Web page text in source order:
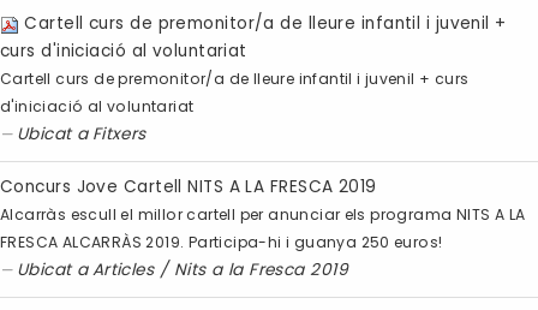
Cartell curs de premonitor/a de lleure infantil i juvenil +
curs d'iniciació al voluntariat
Cartell curs de premonitor/a de lleure infantil i juvenil + curs
d'iniciació al voluntariat
Ubicat a Fitxers
Concurs Jove Cartell NITS A LA FRESCA 2019
Alcarràs escull el millor cartell per anunciar els programa NITS A LA
FRESCA ALCARRÀS 2019. Participa-hi i guanya 250 euros!
Ubicat aArticles / Nits a la Fresca 2019